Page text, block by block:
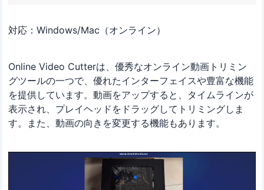
対応：Windows/Mac（オンライン）
Online Video Cutterは、優秀なオンライン動画トリミン
グツールの一つで、優れたインターフェイスや豊富な機能
を提供しています。動画をアップすると、タイムラインが
表示され、プレイヘッドをドラッグしてトリミングしま
す。また、動画の向きを変更する機能もあります。